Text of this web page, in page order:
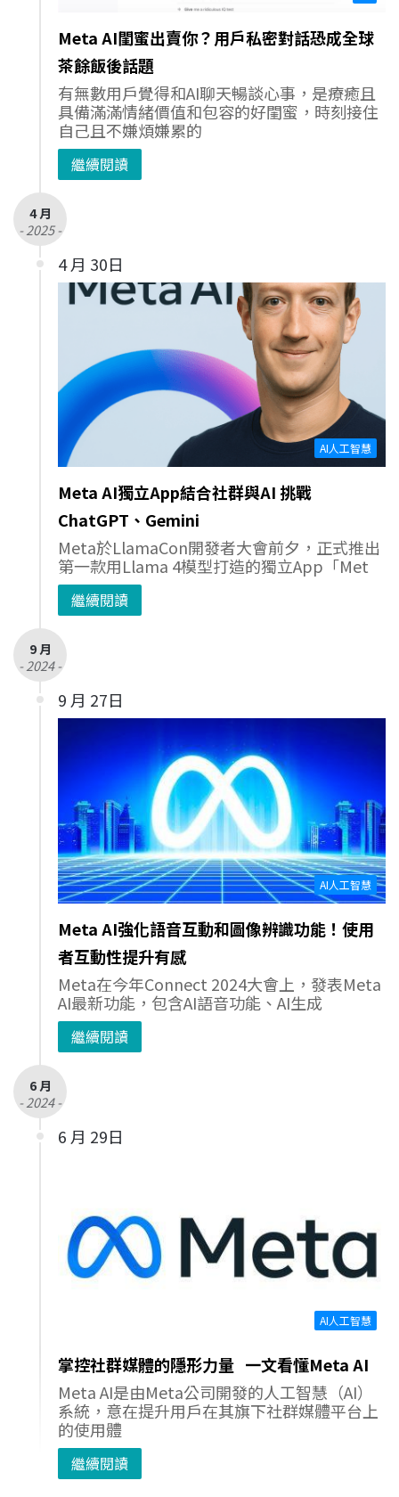
Meta AI閨蜜出賣你？用戶私密對話恐成全球
茶餘飯後話題
有無數用戶覺得和AI聊天暢談心事，是療癒且
具備滿滿情緒價值和包容的好閨蜜，時刻接住
自己且不嫌煩嫌累的
繼續閱讀
4 月
- 2025 -
4 月 30日
AI人工智慧
Meta AI獨立App結合社群與AI 挑戰
ChatGPT、Gemini
Meta於LlamaCon開發者大會前夕，正式推出
第一款用Llama 4模型打造的獨立App「Met
繼續閱讀
9 月
- 2024 -
9 月 27日
AI人工智慧
Meta AI強化語音互動和圖像辨識功能！使用
者互動性提升有感
Meta在今年Connect 2024大會上，發表Meta
AI最新功能，包含AI語音功能、AI生成
繼續閱讀
6 月
- 2024 -
6 月 29日
AI人工智慧
掌控社群媒體的隱形力量 一文看懂Meta AI
Meta AI是由Meta公司開發的人工智慧（AI）
系統，意在提升用戶在其旗下社群媒體平台上
的使用體
繼續閱讀